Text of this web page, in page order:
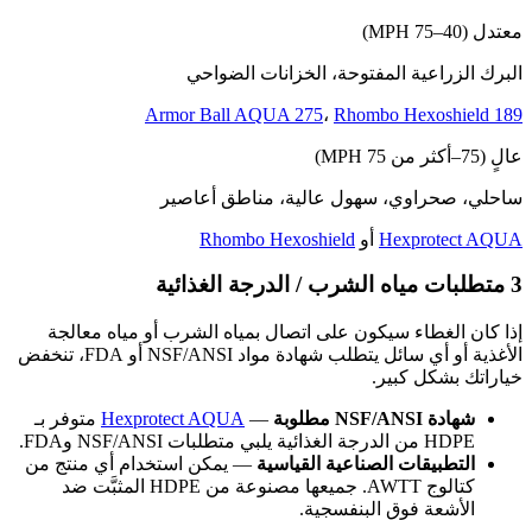
معتدل (40–75 MPH)
البرك الزراعية المفتوحة، الخزانات الضواحي
Armor Ball AQUA 275، Rhombo Hexoshield 189
عالٍ (75–أكثر من 75 MPH)
ساحلي، صحراوي، سهول عالية، مناطق أعاصير
Hexprotect AQUA أو Rhombo Hexoshield
3 متطلبات مياه الشرب / الدرجة الغذائية
إذا كان الغطاء سيكون على اتصال بمياه الشرب أو مياه معالجة
الأغذية أو أي سائل يتطلب شهادة مواد NSF/ANSI أو FDA، تنخفض
خياراتك بشكل كبير.
شهادة NSF/ANSI مطلوبة —
Hexprotect AQUA متوفر بـ
HDPE من الدرجة الغذائية يلبي متطلبات NSF/ANSI وFDA.
التطبيقات الصناعية القياسية — يمكن استخدام أي منتج من
كتالوج AWTT. جميعها مصنوعة من HDPE المثبَّت ضد
الأشعة فوق البنفسجية.